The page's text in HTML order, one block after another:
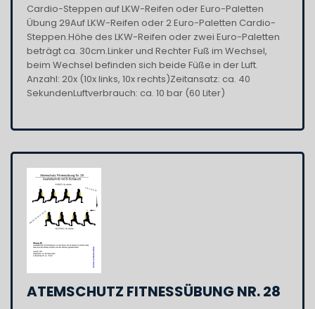
Cardio-Steppen auf LKW-Reifen oder Euro-Paletten
Übung 29Auf LKW-Reifen oder 2 Euro-Paletten Cardio-
Steppen.Höhe des LKW-Reifen oder zwei Euro-Paletten
beträgt ca. 30cm.Linker und Rechter Fuß im Wechsel,
beim Wechsel befinden sich beide Füße in der Luft.
Anzahl: 20x (10x links, 10x rechts)Zeitansatz: ca. 40
SekundenLuftverbrauch: ca. 10 bar (60 Liter)
ATEMSCHUTZ FITNESSÜBUNG NR. 28